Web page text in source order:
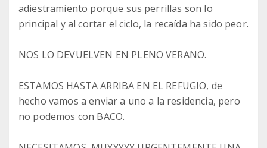
adiestramiento porque sus perrillas son lo
principal y al cortar el ciclo, la recaída ha sido peor.
NOS LO DEVUELVEN EN PLENO VERANO.
ESTAMOS HASTA ARRIBA EN EL REFUGIO, de
hecho vamos a enviar a uno a la residencia, pero
no podemos con BACO.